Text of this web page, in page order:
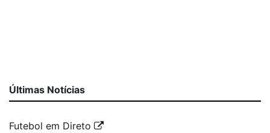
Últimas Notícias
Futebol em Direto